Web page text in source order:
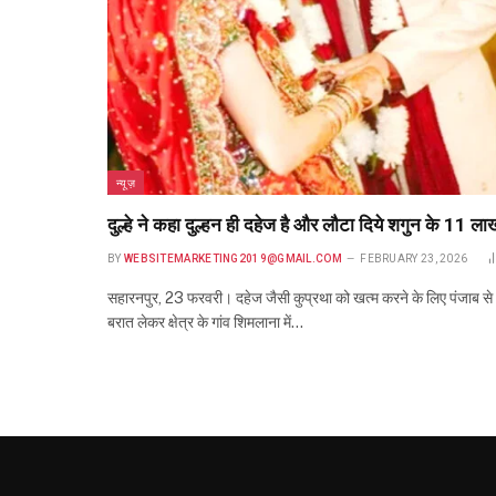
न्यूज़
दुल्हे ने कहा दुल्हन ही दहेज है और लौटा दिये शगुन के 11
BY WEBSITEMARKETING2019@GMAIL.COM FEBRUARY 23, 2026
सहारनपुर, 23 फरवरी। दहेज जैसी कुप्रथा को खत्म करने के लिए पंजाब से
बरात लेकर क्षेत्र के गांव शिमलाना में…